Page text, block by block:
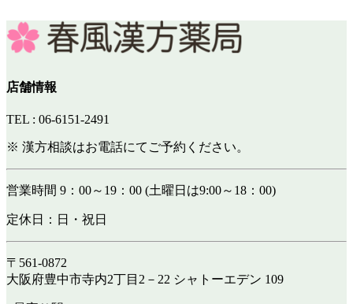
店舗情報
TEL : 06-6151-2491
※ 漢方相談はお電話にてご予約ください。
営業時間 9：00～19：00 (土曜日は9:00～18：00)
定休日：日・祝日
〒561-0872
大阪府豊中市寺内2丁目2－22 シャトーエデン 109